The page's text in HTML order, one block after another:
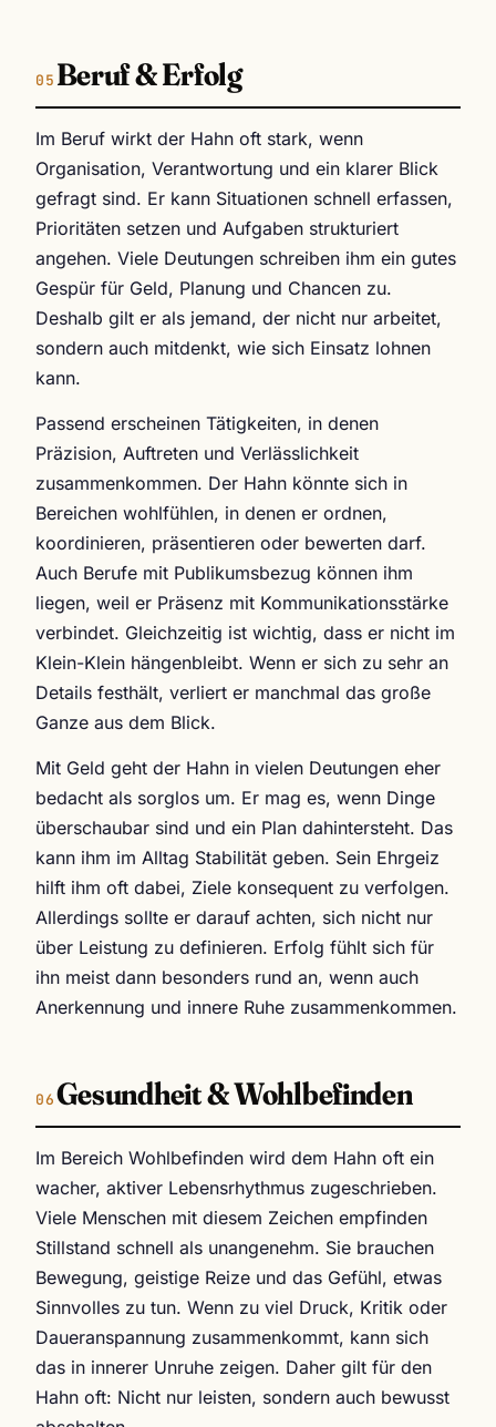
Beruf & Erfolg
Im Beruf wirkt der Hahn oft stark, wenn
Organisation, Verantwortung und ein klarer Blick
gefragt sind. Er kann Situationen schnell erfassen,
Prioritäten setzen und Aufgaben strukturiert
angehen. Viele Deutungen schreiben ihm ein gutes
Gespür für Geld, Planung und Chancen zu.
Deshalb gilt er als jemand, der nicht nur arbeitet,
sondern auch mitdenkt, wie sich Einsatz lohnen
kann.
Passend erscheinen Tätigkeiten, in denen
Präzision, Auftreten und Verlässlichkeit
zusammenkommen. Der Hahn könnte sich in
Bereichen wohlfühlen, in denen er ordnen,
koordinieren, präsentieren oder bewerten darf.
Auch Berufe mit Publikumsbezug können ihm
liegen, weil er Präsenz mit Kommunikationsstärke
verbindet. Gleichzeitig ist wichtig, dass er nicht im
Klein-Klein hängenbleibt. Wenn er sich zu sehr an
Details festhält, verliert er manchmal das große
Ganze aus dem Blick.
Mit Geld geht der Hahn in vielen Deutungen eher
bedacht als sorglos um. Er mag es, wenn Dinge
überschaubar sind und ein Plan dahintersteht. Das
kann ihm im Alltag Stabilität geben. Sein Ehrgeiz
hilft ihm oft dabei, Ziele konsequent zu verfolgen.
Allerdings sollte er darauf achten, sich nicht nur
über Leistung zu definieren. Erfolg fühlt sich für
ihn meist dann besonders rund an, wenn auch
Anerkennung und innere Ruhe zusammenkommen.
Gesundheit & Wohlbefinden
Im Bereich Wohlbefinden wird dem Hahn oft ein
wacher, aktiver Lebensrhythmus zugeschrieben.
Viele Menschen mit diesem Zeichen empfinden
Stillstand schnell als unangenehm. Sie brauchen
Bewegung, geistige Reize und das Gefühl, etwas
Sinnvolles zu tun. Wenn zu viel Druck, Kritik oder
Daueranspannung zusammenkommt, kann sich
das in innerer Unruhe zeigen. Daher gilt für den
Hahn oft: Nicht nur leisten, sondern auch bewusst